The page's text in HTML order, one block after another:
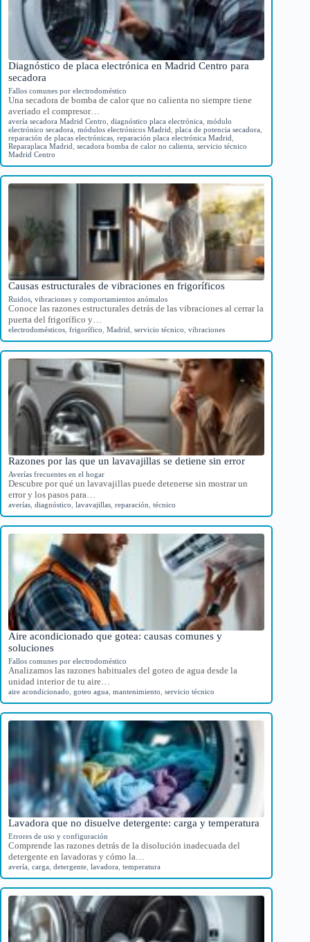
Diagnóstico de placa electrónica en Madrid Centro para
secadora
Fallos comunes por electrodoméstico
Una secadora de bomba de calor que no calienta no siempre tiene
averiado el compresor…
avería secadora Madrid Centro diagnóstico placa electrónica módulo
electrónico secadora módulos electrónicos Madrid placa de potencia secadora
reparación de placas electrónicas reparación placa electrónica Madrid
Reparaplaca Madrid
secadora bomba de calor no calienta servicio técnico
Madrid Centro
Causas estructurales de vibraciones en frigoríficos
Ruidos, vibraciones y comportamientos anómalos
Conoce las razones estructurales detrás de las vibraciones al cerrar la
puerta del frigorífico y…
electrodomésticos frigorífico Madrid servicio técnico vibraciones
Razones por las que un lavavajillas se detiene sin error
Averías frecuentes en el hogar
Descubre por qué un lavavajillas puede detenerse sin mostrar un
error y los pasos para…
averías diagnóstico lavavajillas reparación técnico
Aire acondicionado que gotea: causas comunes y
soluciones
Fallos comunes por electrodoméstico
Analizamos las razones habituales del goteo de agua desde la
unidad interior de tu aire…
aire acondicionado goteo agua mantenimiento servicio técnico
Lavadora que no disuelve detergente: carga y temperatura
Errores de uso y configuración
Comprende las razones detrás de la disolución inadecuada del
detergente en lavadoras y cómo la…
avería carga detergente lavadora temperatura